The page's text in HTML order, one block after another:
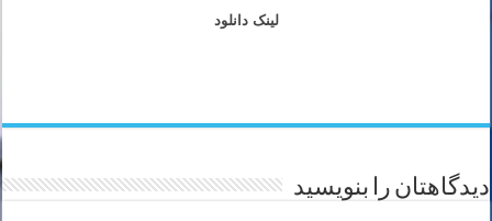
لینک دانلود
دیدگاهتان را بنویسید